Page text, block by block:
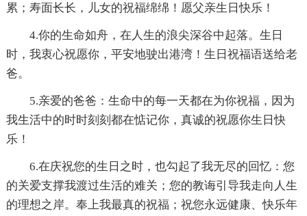
累；寿面长长，儿女的祝福绵绵！愿父亲生日快乐！
4.你的生命如舟，在人生的浪尖深谷中起落。生日
时，我衷心祝愿你，平安地驶出港湾！生日祝福语送给老
爸。
5.亲爱的爸爸：生命中的每一天都在为你祝福，因为
我生活中的时时刻刻都在惦记你，真诚的祝愿你生日快
乐！
6.在庆祝您的生日之时，也勾起了我无尽的回忆：您
的关爱支撑我渡过生活的难关；您的教诲引导我走向人生
的理想之岸。奉上我最真的祝福；祝您永远健康、快乐年